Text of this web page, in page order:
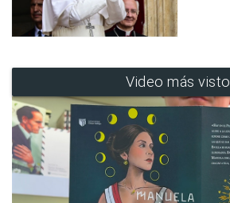
Video más visto